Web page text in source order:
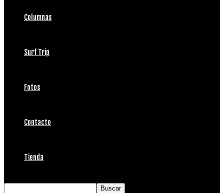
Columnas
Surf Trip
Fotos
Contacto
Tienda